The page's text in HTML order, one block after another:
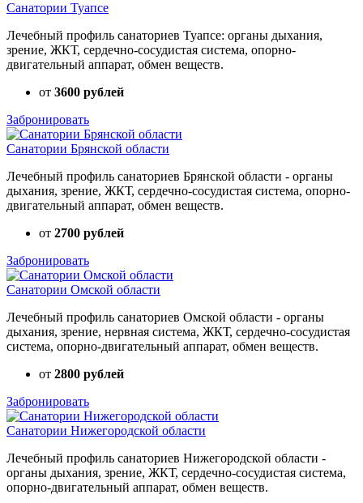
Санатории Туапсе
Лечебный профиль санаториев Туапсе: органы дыхания,
зрение, ЖКТ, сердечно-сосудистая система, опорно-
двигательный аппарат, обмен веществ.
от 3600 рублей
Забронировать
Санатории Брянской области
Лечебный профиль санаториев Брянской области - органы
дыхания, зрение, ЖКТ, сердечно-сосудистая система, опорно-
двигательный аппарат, обмен веществ.
от 2700 рублей
Забронировать
Санатории Омской области
Лечебный профиль санаториев Омской области - органы
дыхания, зрение, нервная система, ЖКТ, сердечно-сосудистая
система, опорно-двигательный аппарат, обмен веществ.
от 2800 рублей
Забронировать
Санатории Нижегородской области
Лечебный профиль санаториев Нижегородской области -
органы дыхания, зрение, ЖКТ, сердечно-сосудистая система,
опорно-двигательный аппарат, обмен веществ.